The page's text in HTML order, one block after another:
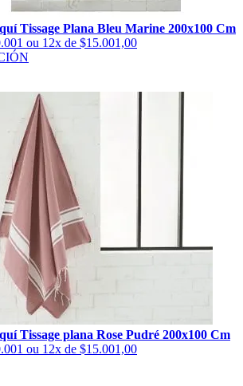
Tissage Plana Bleu Marine 200x100 Cm
ou 12x de $15.001,00
Tissage plana Rose Pudré 200x100 Cm
ou 12x de $15.001,00